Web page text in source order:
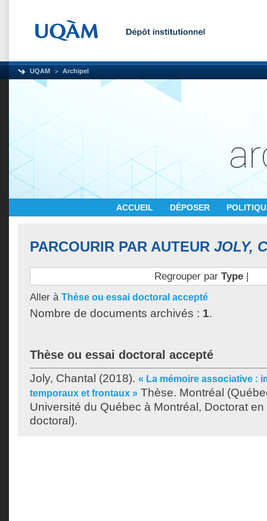
UQAM Archipel
ACCUEIL DÉPOSER
PARCOURIR PAR AUTEUR JOLY,
Regrouper par Type|
Aller à Thèse ou essai doctoral accepté
Nombre de documents archivés : 1.
Thèse ou essai doctoral accepté
Joly, Chantal (2018). « La mémoire associative :
temporaux et frontaux » Thèse. Montréal
Université du Québec à Montréal, Doctorat
doctoral).